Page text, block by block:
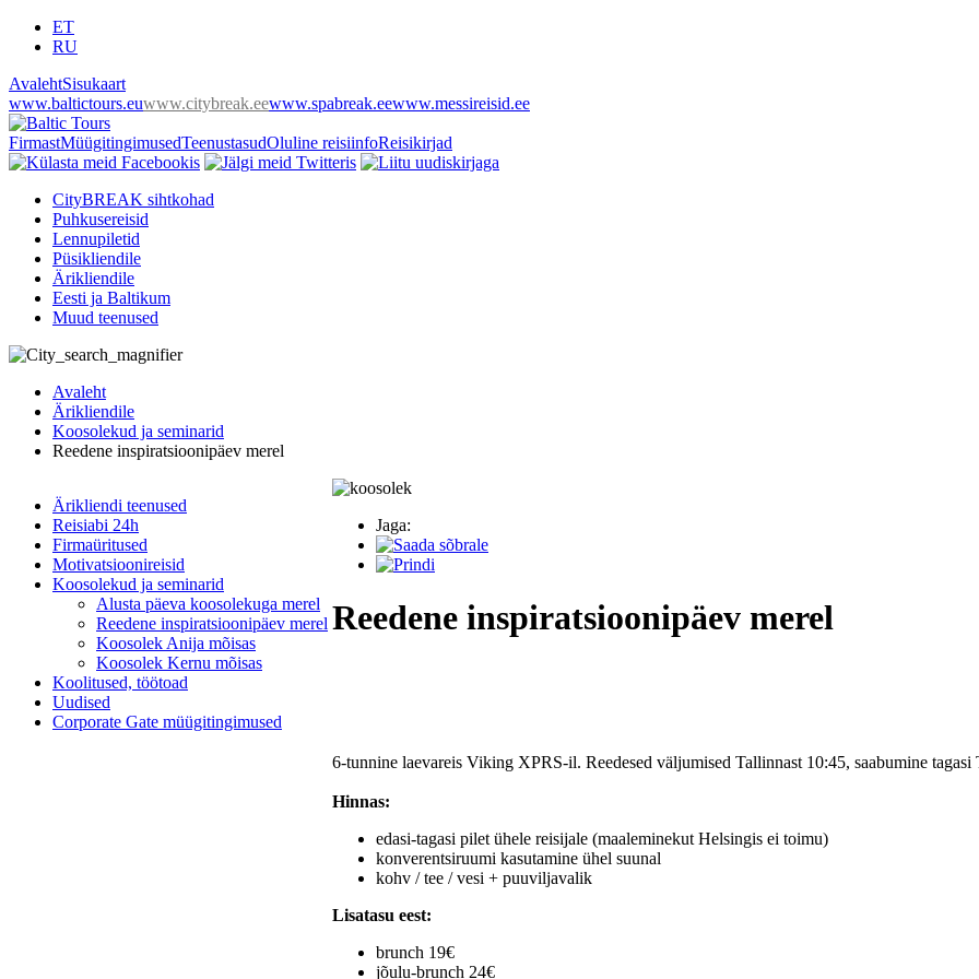
ET
RU
AvalehtSisukaart
www.baltictours.euwww.citybreak.eewww.spabreak.eewww.messireisid.ee
FirmastMüügitingimusedTeenustasudOluline reisiinfoReisikirjad
CityBREAK sihtkohad
Puhkusereisid
Lennupiletid
Püsikliendile
Ärikliendile
Eesti ja Baltikum
Muud teenused
Avaleht
Ärikliendile
Koosolekud ja seminarid
Reedene inspiratsioonipäev merel
Ärikliendi teenused
Reisiabi 24h
Firmaüritused
Motivatsioonireisid
Koosolekud ja seminarid
Alusta päeva koosolekuga merel
Reedene inspiratsioonipäev merel
Koosolek Anija mõisas
Koosolek Kernu mõisas
Koolitused, töötoad
Uudised
Corporate Gate müügitingimused
Jaga:
Reedene inspiratsioonipäev merel
6-tunnine laevareis Viking XPRS-il. Reedesed väljumised Tallinnast 10:45, saabumine tagasi
Hinnas:
edasi-tagasi pilet ühele reisijale (maaleminekut Helsingis ei toimu)
konverentsiruumi kasutamine ühel suunal
kohv / tee / vesi + puuviljavalik
Lisatasu eest:
brunch 19€
jõulu-brunch 24€